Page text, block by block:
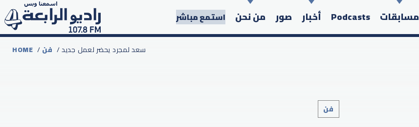
مسابقات Podcasts أخبار صور من نحن استمع مباشر
Search in the website:
HOME /فن / سعد لمجرد يحضر لعمل جديد
فن